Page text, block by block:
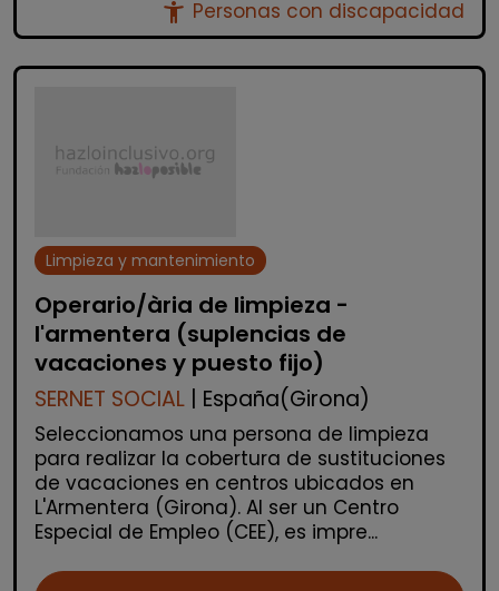
accessibility_new Personas con discapacidad
Limpieza y mantenimiento
Operario/ària de limpieza -
l'armentera (suplencias de
vacaciones y puesto fijo)
SERNET SOCIAL | España(Girona)
Seleccionamos una persona de limpieza
para realizar la cobertura de sustituciones
de vacaciones en centros ubicados en
L'Armentera (Girona). Al ser un Centro
Especial de Empleo (CEE), es impre...